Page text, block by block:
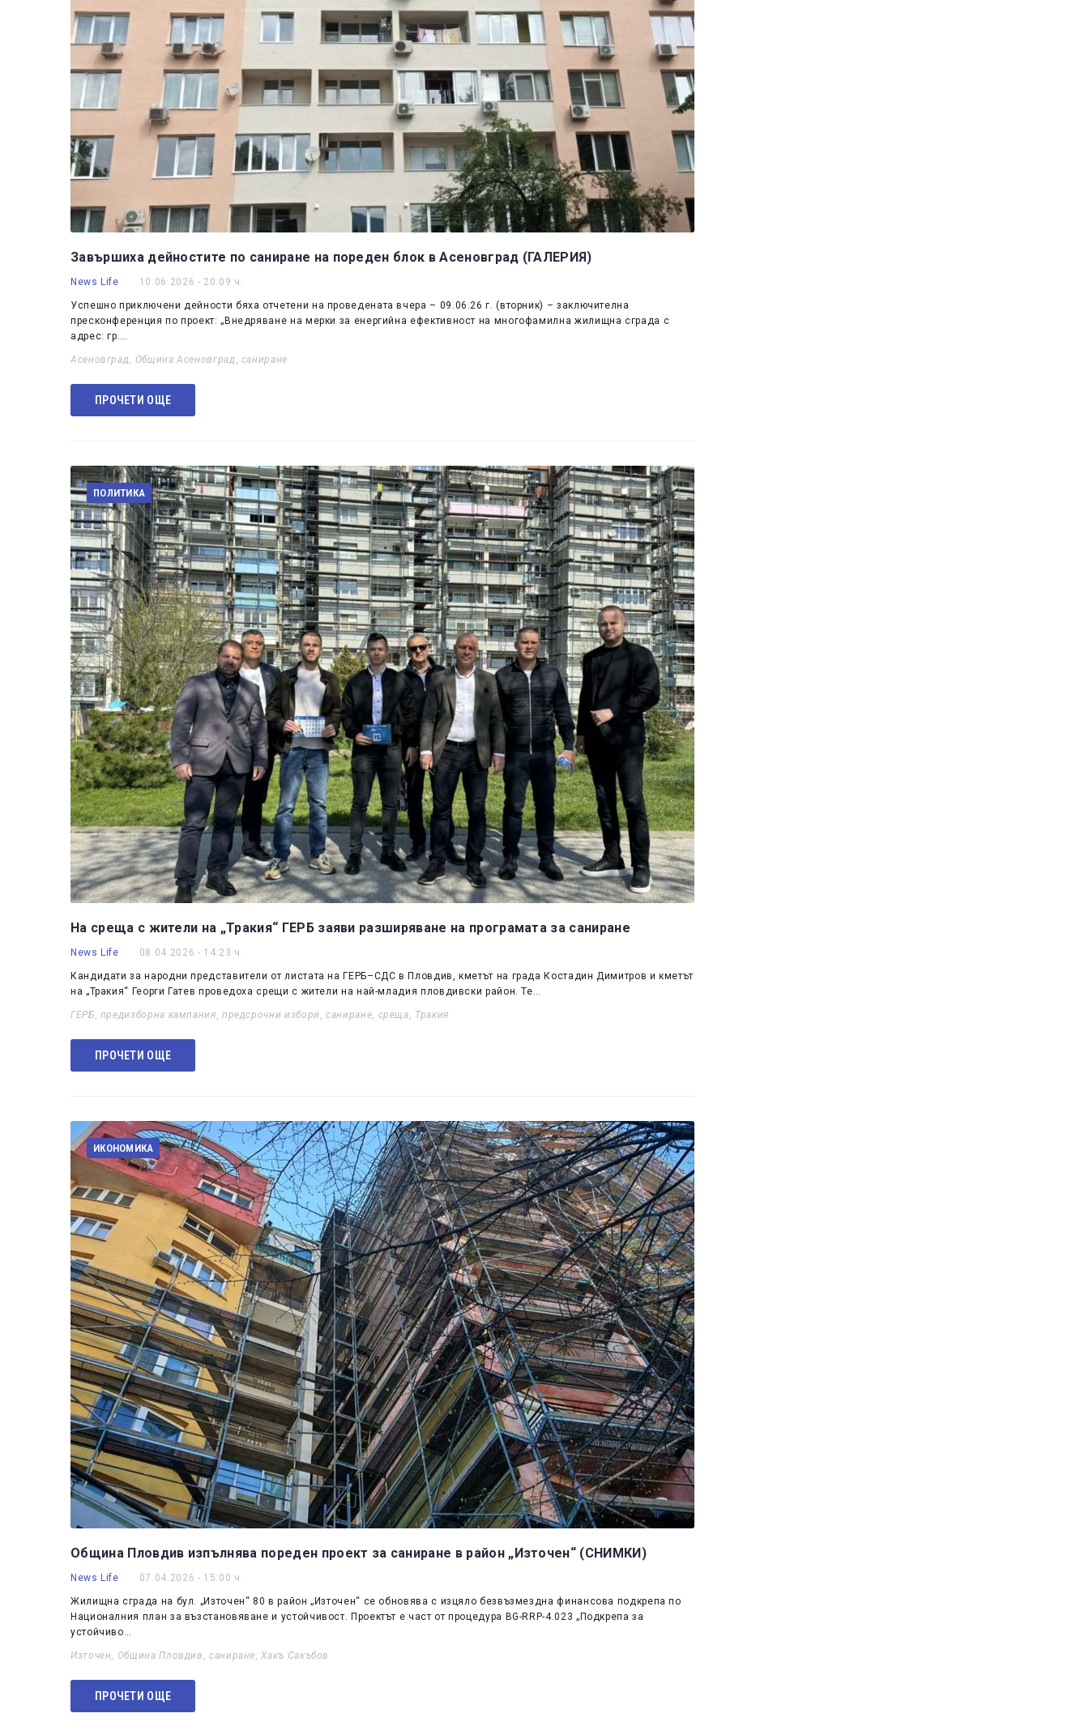
Завършиха дейностите по саниране на пореден блок в Асеновград (ГАЛЕРИЯ)
News Life 10.06.2026 - 20:09 ч.
Успешно приключени дейности бяха отчетени на проведената вчера – 09.06.26 г. (вторник) – заключителна
пресконференция по проект: „Внедряване на мерки за енергийна ефективност на многофамилна жилищна сграда с
адрес: гр.…
Асеновград, Община Асеновград , саниране
ПРОЧЕТИ ОЩЕ
ПОЛИТИКА
На среща с жители на „Тракия“ ГЕРБ заяви разширяване на програмата за саниране
News Life 08.04.2026 - 14:23 ч.
Кандидати за народни представители от листата на ГЕРБ–СДС в Пловдив, кметът на града Костадин Димитров и кметът
на „Тракия“ Георги Гатев проведоха срещи с жители на най-младия пловдивски район. Те…
ГЕРБ, предизборна кампания, предсрочни избори ,саниране, среща, Тракия
ПРОЧЕТИ ОЩЕ
ИКОНОМИКА
Община Пловдив изпълнява пореден проект за саниране в район „Източен“ (СНИМКИ)
News Life 07.04.2026 - 15:00 ч.
Жилищна сграда на бул. „Източен“ 80 в район „Източен“ се обновява с изцяло безвъзмездна финансова подкрепа по
Националния план за възстановяване и устойчивост. Проектът е част от процедура BG-RRP-4.023 „Подкрепа за
устойчиво…
Източен, Община Пловдив ,саниране,Хакъ Сакъбов
ПРОЧЕТИ ОЩЕ